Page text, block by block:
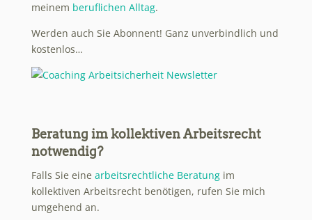
meinem beruflichen Alltag.
Werden auch Sie Abonnent! Ganz unverbindlich und
kostenlos…
Beratung im kollektiven Arbeitsrecht
notwendig?
Falls Sie eine arbeitsrechtliche Beratungim
kollektiven Arbeitsrecht benötigen, rufen Sie mich
umgehend an.